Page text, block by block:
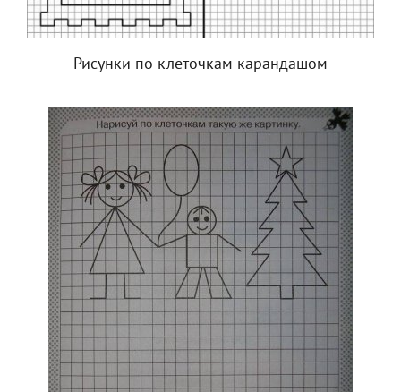
Рисунки по клеточкам карандашом